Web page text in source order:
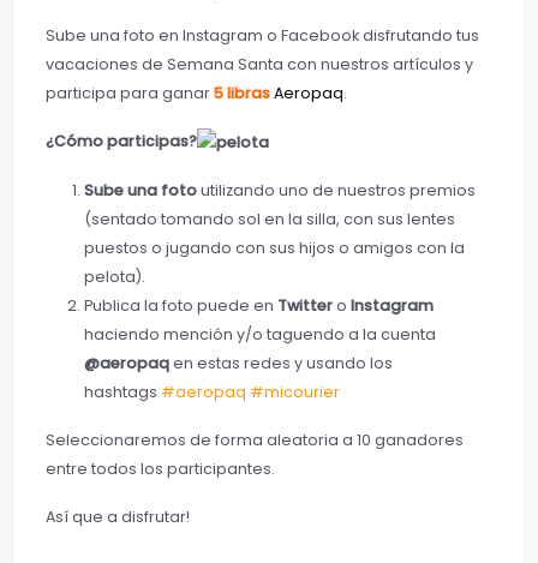
Sube una foto en Instagram o Facebook disfrutando tus
vacaciones de Semana Santa con nuestros artículos y
participa para ganar5 librasAeropaq.
¿Cómo participas?
Sube una fotoutilizando uno de nuestros premios
(sentado tomando sol en la silla, con sus lentes
puestos o jugando con sus hijos o amigos con la
pelota).
Publica la foto puede en Twittero Instagram
haciendo mención y/o taguendo a la cuenta
@aeropaqen estas redes y usando los
hashtags #‎aeropaq‬ ‪#‎micourier‬
Seleccionaremos de forma aleatoria a 10 ganadores
entre todos los participantes.
Así que a disfrutar!